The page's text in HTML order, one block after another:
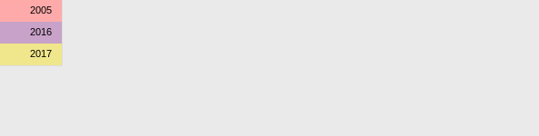
2005
2016
2017